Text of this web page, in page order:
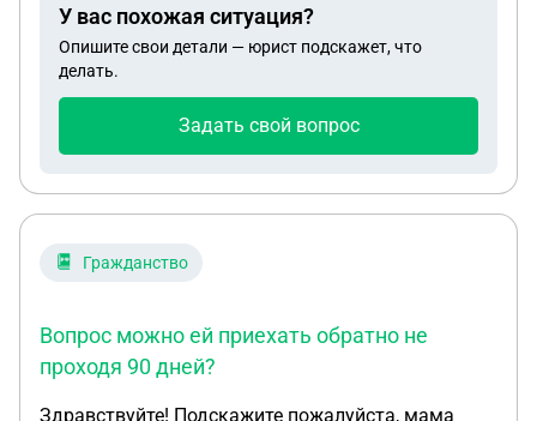
У вас похожая ситуация?
Опишите свои детали — юрист подскажет, что
делать.
Задать свой вопрос
Гражданство
Вопрос можно ей приехать обратно не
проходя 90 дней?
Здравствуйте! Подскажите пожалуйста, мама